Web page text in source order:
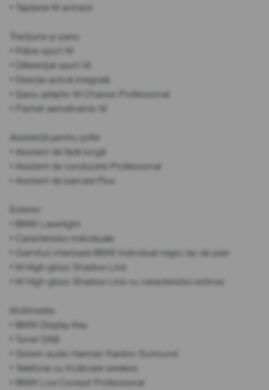
• Tapițerie M antracit
Tracțiune și șasiu
• Frâne sport M
• Diferențial sport M
• Direcție activă integrală
• Șasiu adaptiv M Chassis Professional
• Pachet aerodinamic M
Asistență pentru șofer
• Asistent de fază lungă
• Asistent de conducere Professional
• Asistent de parcare Plus
Exterior
• BMW Laserlight
• Caracteristici individuale
• Garnituri interioare BMW Individual negru lac de pian
• M High-gloss Shadow Line
• M High-gloss Shadow Line cu caracteristici extinse
Multimedia
• BMW Display Key
• Tuner DAB
• Sistem audio Harman Kardon Surround
• Telefonie cu încărcare wireless
• BMW Live Cockpit Professional